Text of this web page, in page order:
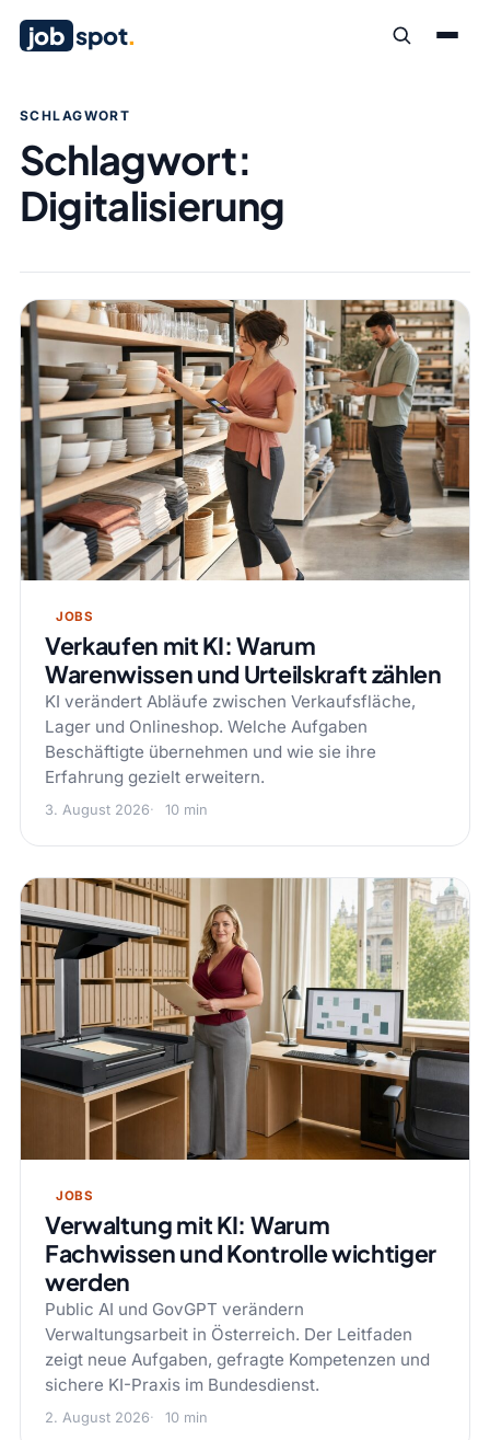
job spot.
SCHLAGWORT
Schlagwort:
Digitalisierung
JOBS
Verkaufen mit KI: Warum
Warenwissen und Urteilskraft zählen
KI verändert Abläufe zwischen Verkaufsfläche,
Lager und Onlineshop. Welche Aufgaben
Beschäftigte übernehmen und wie sie ihre
Erfahrung gezielt erweitern.
3. August 2026 10 min
JOBS
Verwaltung mit KI: Warum
Fachwissen und Kontrolle wichtiger
werden
Public AI und GovGPT verändern
Verwaltungsarbeit in Österreich. Der Leitfaden
zeigt neue Aufgaben, gefragte Kompetenzen und
sichere KI-Praxis im Bundesdienst.
2. August 2026 10 min